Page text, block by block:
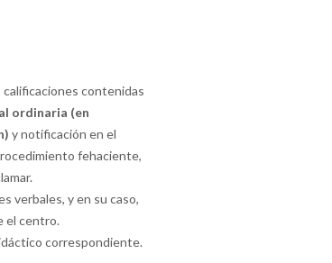
calificaciones contenidas
ordinaria (en
y notificación en el
fehaciente,
verbales, y en su caso,
el centro.
correspondiente.